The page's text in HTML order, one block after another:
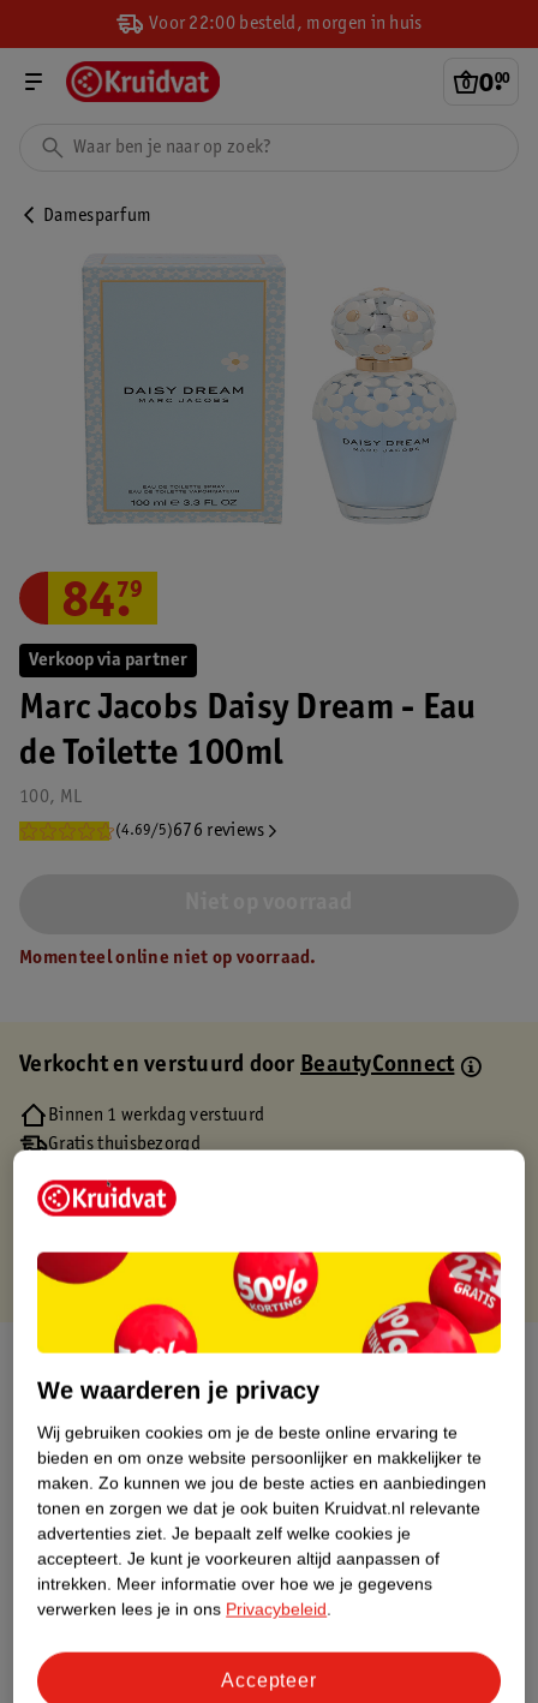
Voor 22:00 besteld, morgen in huis
0.
00
Damesparfum
Verkoop via partner
Marc Jacobs Daisy Dream - Eau
de Toilette 100ml
100, ML
(4.69/5)676 reviews
84.
79
Momenteel online niet op voorraad.
Verkocht en verstuurd doorBeautyConnect
Binnen 1 werkdag verstuurd
Gratis thuisbezorgd
Gratis punten met je Kruidvat kaart
Over dit product
Nature Impact Score
Dit product heeft (nog) geen Nature
Impact Score.
Meer informatie
Bestel & Bezorginformatie
We waarderen je privacy
Wij gebruiken cookies om je de beste online ervaring te
bieden en om onze website persoonlijker en makkelijker te
maken. Zo kunnen we jou de beste acties en aanbiedingen
tonen en zorgen we dat je ook buiten Kruidvat.nl relevante
advertenties ziet. Je bepaalt zelf welke cookies je
accepteert. Je kunt je voorkeuren altijd aanpassen of
intrekken. Meer informatie over hoe we je gegevens
verwerken lees je in ons Privacybeleid.
Accepteer